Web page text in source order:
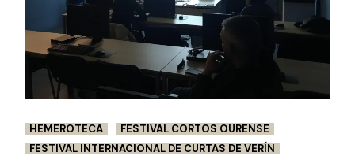
HEMEROTECA
FESTIVAL CORTOS OURENSE
FESTIVAL INTERNACIONAL DE CURTAS DE VERÍN